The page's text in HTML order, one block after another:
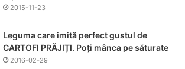
2015-11-23
Leguma care imită perfect gustul de
CARTOFI PRĂJIȚI. Poți mânca pe săturate
2016-02-29